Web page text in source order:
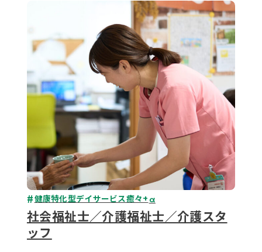
健康特化型デイサービス癒々+α
社会福祉士／介護福祉士／介護スタ
ッフ